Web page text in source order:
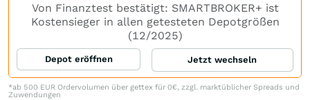
Von Finanztest bestätigt: SMARTBROKER+ ist
Kostensieger in allen getesteten Depotgrößen
(12/2025)
Depot eröffnen Jetzt wechseln
*ab 500 EUR Ordervolumen über gettex für 0€, zzgl. marktüblicher Spreads und
Zuwendungen